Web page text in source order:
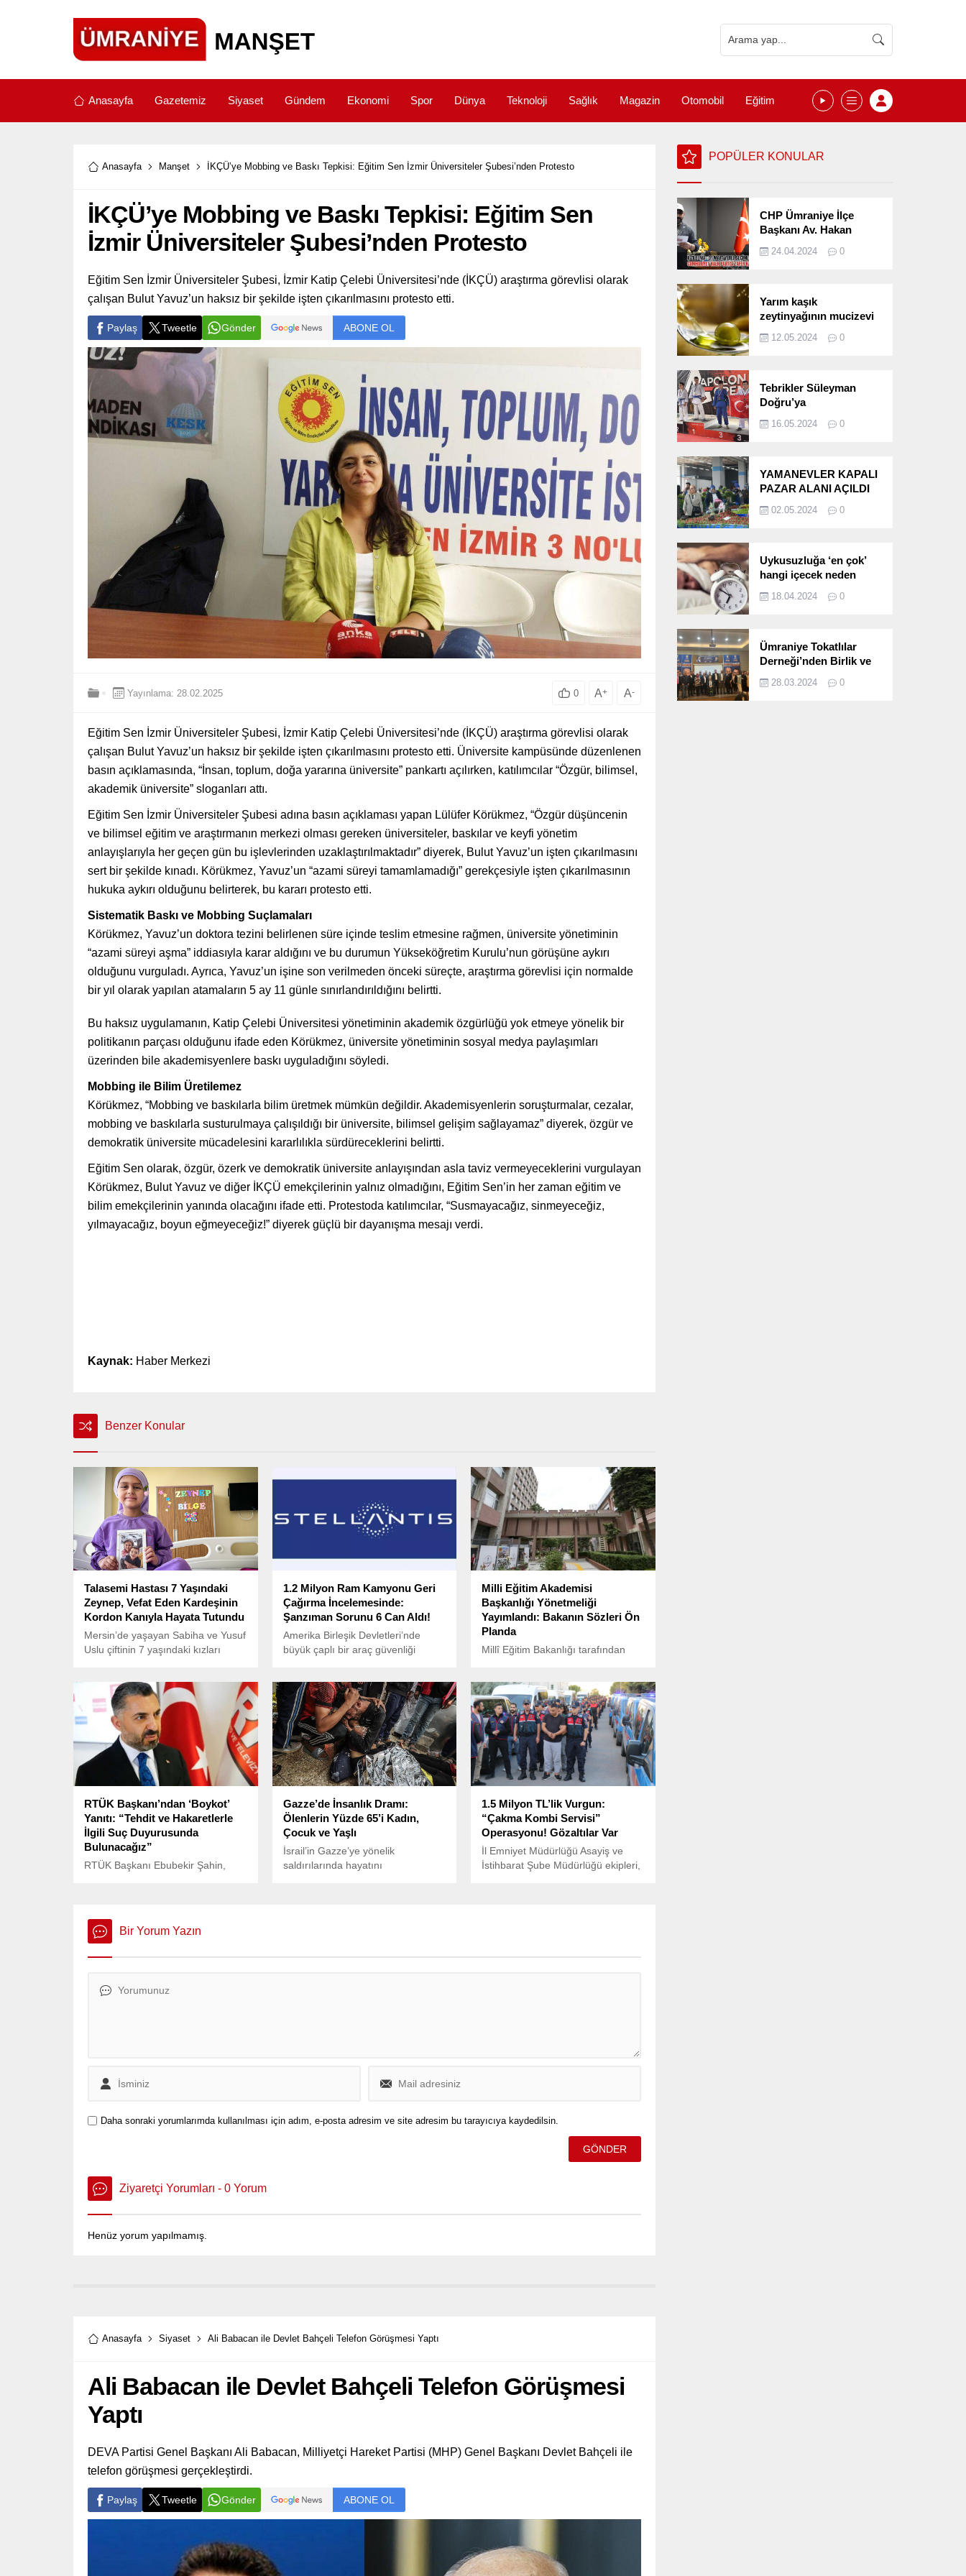
Anasayfa Gazetemiz Siyaset Gündem Ekonomi Spor Dünya Teknoloji Sağlık Magazin Otomobil Eğitim
Anasayfa Manşet İKÇÜ’ye Mobbing ve Baskı Tepkisi: Eğitim Sen İzmir Üniversiteler Şubesi’nden Protesto
İKÇÜ’ye Mobbing ve Baskı Tepkisi: Eğitim Sen
İzmir Üniversiteler Şubesi’nden Protesto
Eğitim Sen İzmir Üniversiteler Şubesi, İzmir Katip Çelebi Üniversitesi’nde (İKÇÜ) araştırma görevlisi olarak
çalışan Bulut Yavuz’un haksız bir şekilde işten çıkarılmasını protesto etti.
Paylaş Tweetle Gönder ABONE OL
Yayınlama: 28.02.2025 0 A+ A-
Eğitim Sen İzmir Üniversiteler Şubesi, İzmir Katip Çelebi Üniversitesi’nde (İKÇÜ) araştırma görevlisi olarak
çalışan Bulut Yavuz’un haksız bir şekilde işten çıkarılmasını protesto etti. Üniversite kampüsünde düzenlenen
basın açıklamasında, “İnsan, toplum, doğa yararına üniversite” pankartı açılırken, katılımcılar “Özgür, bilimsel,
akademik üniversite” sloganları attı.
Eğitim Sen İzmir Üniversiteler Şubesi adına basın açıklaması yapan Lülüfer Körükmez, “Özgür düşüncenin
ve bilimsel eğitim ve araştırmanın merkezi olması gereken üniversiteler, baskılar ve keyfi yönetim
anlayışlarıyla her geçen gün bu işlevlerinden uzaklaştırılmaktadır” diyerek, Bulut Yavuz’un işten çıkarılmasını
sert bir şekilde kınadı. Körükmez, Yavuz’un “azami süreyi tamamlamadığı” gerekçesiyle işten çıkarılmasının
hukuka aykırı olduğunu belirterek, bu kararı protesto etti.
Sistematik Baskı ve Mobbing Suçlamaları
Körükmez, Yavuz’un doktora tezini belirlenen süre içinde teslim etmesine rağmen, üniversite yönetiminin
“azami süreyi aşma” iddiasıyla karar aldığını ve bu durumun Yükseköğretim Kurulu’nun görüşüne aykırı
olduğunu vurguladı. Ayrıca, Yavuz’un işine son verilmeden önceki süreçte, araştırma görevlisi için normalde
bir yıl olarak yapılan atamaların 5 ay 11 günle sınırlandırıldığını belirtti.
Bu haksız uygulamanın, Katip Çelebi Üniversitesi yönetiminin akademik özgürlüğü yok etmeye yönelik bir
politikanın parçası olduğunu ifade eden Körükmez, üniversite yönetiminin sosyal medya paylaşımları
üzerinden bile akademisyenlere baskı uyguladığını söyledi.
Mobbing ile Bilim Üretilemez
Körükmez, “Mobbing ve baskılarla bilim üretmek mümkün değildir. Akademisyenlerin soruşturmalar, cezalar,
mobbing ve baskılarla susturulmaya çalışıldığı bir üniversite, bilimsel gelişim sağlayamaz” diyerek, özgür ve
demokratik üniversite mücadelesini kararlılıkla sürdüreceklerini belirtti.
Eğitim Sen olarak, özgür, özerk ve demokratik üniversite anlayışından asla taviz vermeyeceklerini vurgulayan
Körükmez, Bulut Yavuz ve diğer İKÇÜ emekçilerinin yalnız olmadığını, Eğitim Sen’in her zaman eğitim ve
bilim emekçilerinin yanında olacağını ifade etti. Protestoda katılımcılar, “Susmayacağız, sinmeyeceğiz,
yılmayacağız, boyun eğmeyeceğiz!” diyerek güçlü bir dayanışma mesajı verdi.
Kaynak: Haber Merkezi
Benzer Konular
Talasemi Hastası 7 Yaşındaki
Zeynep, Vefat Eden Kardeşinin
Kordon Kanıyla Hayata Tutundu
Mersin’de yaşayan Sabiha ve Yusuf
Uslu çiftinin 7 yaşındaki kızları
nedeniyle uzun yıllar zorlu bir
tedavi süreci geçirdi.
1.2 Milyon Ram Kamyonu Geri
Çağırma İncelemesinde:
Şanzıman Sorunu 6 Can Aldı!
Amerika Birleşik Devletleri’nde
büyük çaplı bir araç güvenliği
(NHTSA), otomotiv devi Stellantis
tarafından üretilen yaklaşık 1.2
milyon Ram kamyonunu kapsayan
bir geri çağırma soruşturması
başlattığını duyurdu.
Milli Eğitim Akademisi
Başkanlığı Yönetmeliği
Yayımlandı: Bakanın Sözleri Ön
Planda
Millî Eğitim Bakanlığı tarafından
2025 tarihinde Resmî Gazete’de
yayımlandı ve yürürlüğe girdi.
RTÜK Başkanı’ndan ‘Boykot’
Yanıtı: “Tehdit ve Hakaretlerle
İlgili Suç Duyurusunda
Bulunacağız”
RTÜK Başkanı Ebubekir Şahin,
yayınlamamasına karşı başlattığı
boykot çağrısına yanıt verdi.
Gazze’de İnsanlık Dramı:
Ölenlerin Yüzde 65’i Kadın,
Çocuk ve Yaşlı
İsrail’in Gazze’ye yönelik
saldırılarında hayatını
1.5 Milyon TL’lik Vurgun:
“Çakma Kombi Servisi”
Operasyonu! Gözaltılar Var
İl Emniyet Müdürlüğü Asayiş ve
İstihbarat Şube Müdürlüğü ekipleri,
Bir Yorum Yazın
Daha sonraki yorumlarımda kullanılması için adım, e-posta adresim ve site adresim bu tarayıcıya kaydedilsin.
Ziyaretçi Yorumları - 0 Yorum
Henüz yorum yapılmamış.
Anasayfa Siyaset Ali Babacan ile Devlet Bahçeli Telefon Görüşmesi Yaptı
Ali Babacan ile Devlet Bahçeli Telefon Görüşmesi
Yaptı
DEVA Partisi Genel Başkanı Ali Babacan, Milliyetçi Hareket Partisi (MHP) Genel Başkanı Devlet Bahçeli ile
telefon görüşmesi gerçekleştirdi.
Paylaş Tweetle Gönder ABONE OL
POPÜLER KONULAR
CHP Ümraniye İlçe
Başkanı Av. Hakan
Seçimlerini
24.04.2024 0
Yarım kaşık
zeytinyağının mucizevi
12.05.2024 0
Tebrikler Süleyman
Doğru’ya
16.05.2024 0
YAMANEVLER KAPALI
PAZAR ALANI AÇILDI
02.05.2024 0
Uykusuzluğa ‘en çok’
hangi içecek neden
18.04.2024 0
Ümraniye Tokatlılar
Derneği’nden Birlik ve
Programı
28.03.2024 0